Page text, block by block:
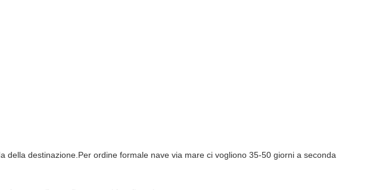
destinazione.Per ordine formale nave via mare ci vogliono 35-50 giorni a seconda